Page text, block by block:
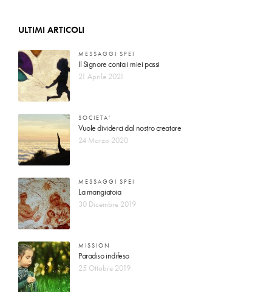
ULTIMI ARTICOLI
MESSAGGI SPEI
Il Signore conta i miei passi
21 Aprile 2021
SOCIETA'
Vuole dividerci dal nostro creatore
24 Marzo 2020
MESSAGGI SPEI
La mangiatoia
30 Dicembre 2019
MISSION
Paradiso indifeso
25 Ottobre 2019